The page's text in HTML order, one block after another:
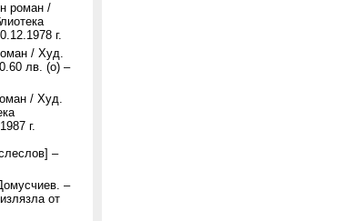
роман /
г.
/ Худ.
лв. (о) –
/ Худ.
г.
–
–
от